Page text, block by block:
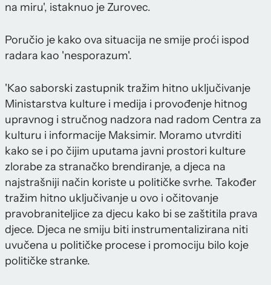
na miru', istaknuo je Zurovec.
Poručio je kako ova situacija ne smije proći ispod
radara kao 'nesporazum'.
'Kao saborski zastupnik tražim hitno uključivanje
Ministarstva kulture i medija i provođenje hitnog
upravnog i stručnog nadzora nad radom Centra za
kulturu i informacije Maksimir. Moramo utvrditi
kako se i po čijim uputama javni prostori kulture
zlorabe za stranačko brendiranje, a djeca na
najstrašniji način koriste u političke svrhe. Također
tražim hitno uključivanje u ovo i očitovanje
pravobraniteljice za djecu kako bi se zaštitila prava
djece. Djeca ne smiju biti instrumentalizirana niti
uvučena u političke procese i promociju bilo koje
političke stranke.